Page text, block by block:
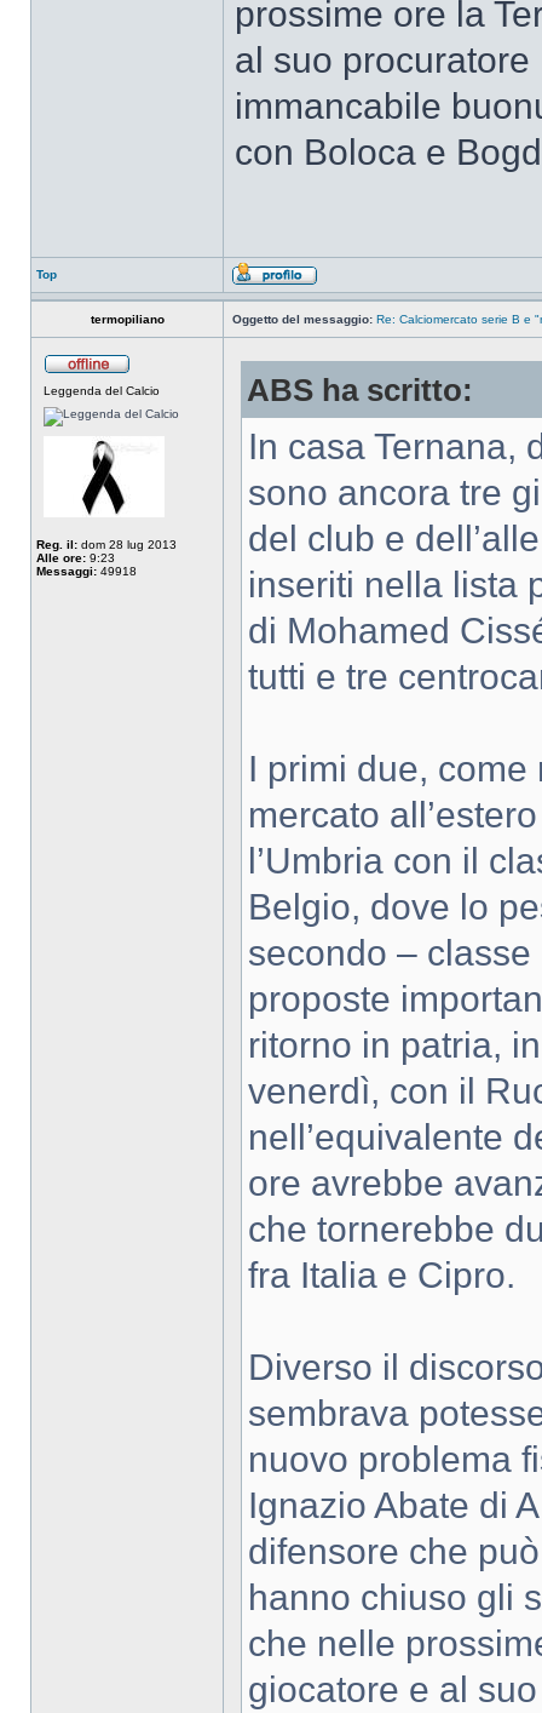
prossime ore la
al suo
immancabile
con Boloca e
Top
termopiliano Oggetto del messaggio: Re: Calciomercato serie B e
Leggenda del Calcio
Reg. il: dom 28 lug 2013
Alle ore: 9:23
Messaggi: 49918
ABS ha scritto:
In casa Ternana,
sono ancora tre
del club e
inseriti nella lista
di Mohamed
tutti e tre
I primi due, come
mercato
l’Umbria con il
Belgio, dove lo
secondo – classe
proposte
ritorno in patria,
venerdì, con il
nell’equivalente
ore avrebbe
che tornerebbe
fra Italia e Cipro.
Diverso il
sembrava
nuovo problema
Ignazio Abate di
difensore che
hanno chiuso gli
che nelle
giocatore e al